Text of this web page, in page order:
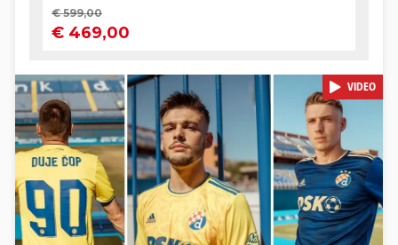
Pokretanje videa...
VIDEO